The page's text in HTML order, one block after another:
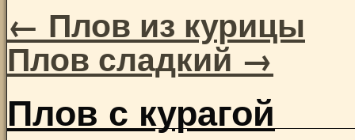
← Плов из курицы
Плов сладкий→
Плов с курагой